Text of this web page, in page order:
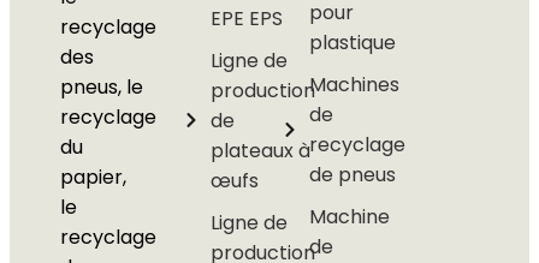
recyclage
des
pneus, le
recyclage
du
papier,
le
recyclage
EPE EPS
Ligne de
production
de
plateaux à
œufs
Ligne de
production
pour
plastique
Machines
de
recyclage
de pneus
Machine
de